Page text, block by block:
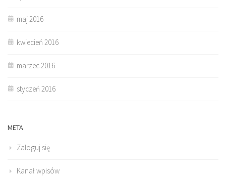
maj 2016
kwiecień 2016
marzec 2016
styczeń 2016
META
Zaloguj się
Kanał wpisów